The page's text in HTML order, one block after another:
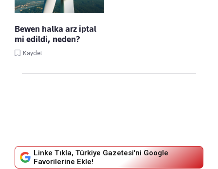
Bewen halka arz iptal
mi edildi, neden?
Kaydet
Linke Tıkla, Türkiye Gazetesi'ni Google
Favorilerine Ekle!